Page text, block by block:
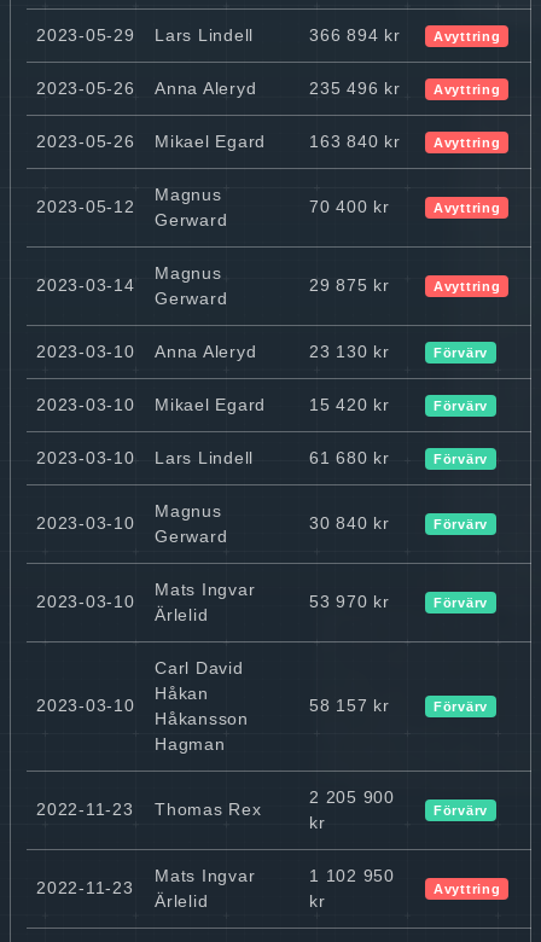
2023-05-29 Lars Lindell 366 894 kr Avyttring
2023-05-26 Anna Aleryd 235 496 kr Avyttring
2023-05-26 Mikael Egard 163 840 kr Avyttring
2023-05-12
Magnus
Gerward
70 400 kr Avyttring
2023-03-14
Magnus
Gerward
29 875 kr Avyttring
2023-03-10 Anna Aleryd 23 130 kr Förvärv
2023-03-10 Mikael Egard 15 420 kr Förvärv
2023-03-10 Lars Lindell 61 680 kr Förvärv
2023-03-10
Magnus
Gerward
30 840 kr Förvärv
2023-03-10
Mats Ingvar
Ärlelid
53 970 kr Förvärv
2023-03-10
Carl David
Håkan
Håkansson
Hagman
58 157 kr Förvärv
2022-11-23 Thomas Rex
2 205 900
kr
Förvärv
2022-11-23
Mats Ingvar
Ärlelid
1 102 950
kr
Avyttring